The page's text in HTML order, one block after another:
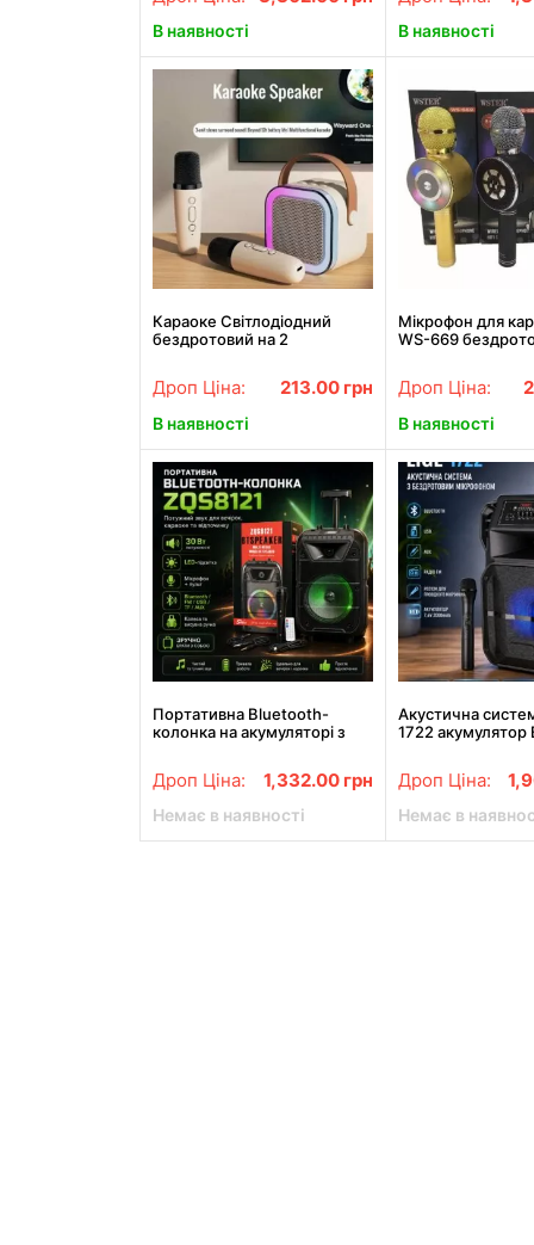
В наявності В наявності
Караоке Світлодіодний
бездротовий на 2
K12
Дроп Ціна: 213.00 грн
В наявності
Мікрофон для
WS-669
AUX, Bluetooth)
Дроп Ціна:
В наявності
Портативна Bluetooth-
колонка на акумуляторі з
Дроп Ціна: 1,332.00 грн
Немає в наявності
Акустична
1722 акумулятор
Дроп Ціна:
Немає в